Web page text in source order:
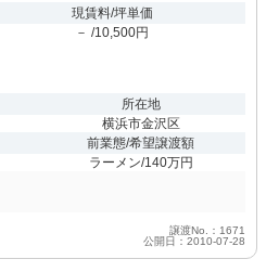
現賃料/坪単価
－ /10,500円
所在地
横浜市金沢区
前業態/希望譲渡額
ラーメン/140万円
譲渡No.：1671
公開日：2010-07-28